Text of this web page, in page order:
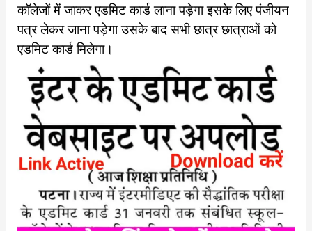
कॉलेजों में जाकर एडमिट कार्ड लाना पड़ेगा इसके लिए पंजीयन
पत्र लेकर जाना पड़ेगा उसके बाद सभी छात्र छात्राओं को
एडमिट कार्ड मिलेगा।